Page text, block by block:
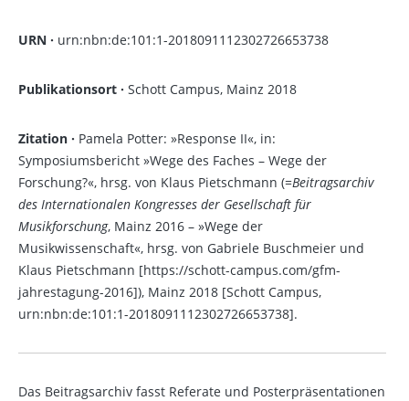
URN · urn:nbn:de:101:1-2018091112302726653738
Publikationsort · Schott Campus, Mainz 2018
Zitation · Pamela Potter: »Response II«, in:
Symposiumsbericht »Wege des Faches – Wege der
Forschung?«, hrsg. von Klaus Pietschmann (=Beitragsarchiv
des Internationalen Kongresses der Gesellschaft für
Musikforschung, Mainz 2016 – »Wege der
Musikwissenschaft«, hrsg. von Gabriele Buschmeier und
Klaus Pietschmann [https://schott-campus.com/gfm-
jahrestagung-2016]), Mainz 2018 [Schott Campus,
urn:nbn:de:101:1-2018091112302726653738].
Das Beitragsarchiv fasst Referate und Posterpräsentationen